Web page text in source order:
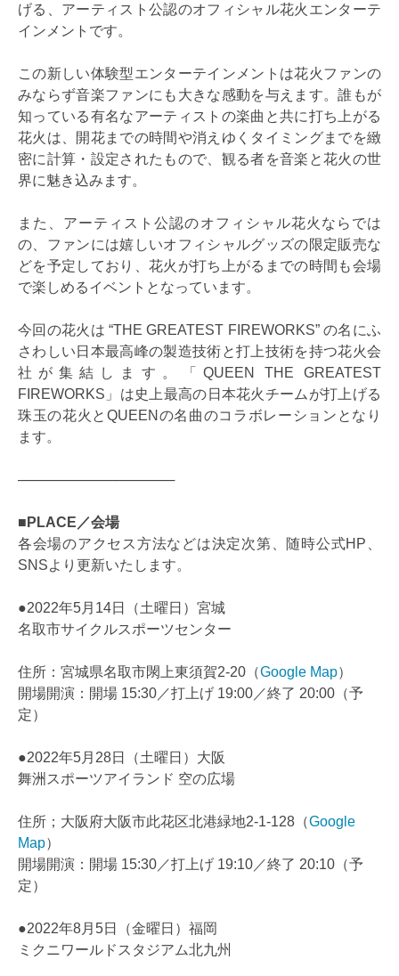
げる、アーティスト公認のオフィシャル花火エンターテ
インメントです。
この新しい体験型エンターテインメントは花火ファンの
みならず音楽ファンにも大きな感動を与えます。誰もが
知っている有名なアーティストの楽曲と共に打ち上がる
花火は、開花までの時間や消えゆくタイミングまでを緻
密に計算・設定されたもので、観る者を音楽と花火の世
界に魅き込みます。
また、アーティスト公認のオフィシャル花火ならでは
の、ファンには嬉しいオフィシャルグッズの限定販売な
どを予定しており、花火が打ち上がるまでの時間も会場
で楽しめるイベントとなっています。
今回の花火は “THE GREATEST FIREWORKS” の名にふ
さわしい日本最高峰の製造技術と打上技術を持つ花火会
社が集結します。「QUEEN THE GREATEST
FIREWORKS」は史上最高の日本花火チームが打上げる
珠玉の花火とQUEENの名曲のコラボレーションとなり
ます。
────────────────
■PLACE／会場
各会場のアクセス方法などは決定次第、随時公式HP、
SNSより更新いたします。
●2022年5月14日（土曜日）宮城
名取市サイクルスポーツセンター
住所：宮城県名取市閖上東須賀2-20（Google Map）
開場開演：開場 15:30／打上げ 19:00／終了 20:00（予
定）
●2022年5月28日（土曜日）大阪
舞洲スポーツアイランド 空の広場
住所；大阪府大阪市此花区北港緑地2-1-128（Google
Map）
開場開演：開場 15:30／打上げ 19:10／終了 20:10（予
定）
●2022年8月5日（金曜日）福岡
ミクニワールドスタジアム北九州